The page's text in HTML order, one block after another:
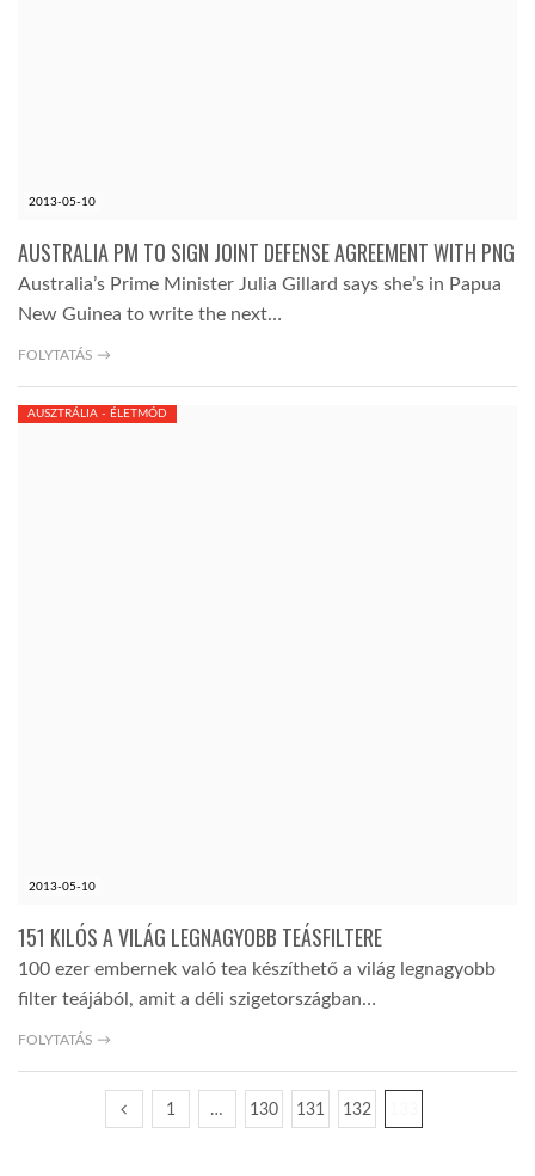
2013-05-10
AUSTRALIA PM TO SIGN JOINT DEFENSE AGREEMENT WITH PNG
Australia’s Prime Minister Julia Gillard says she’s in Papua
New Guinea to write the next…
FOLYTATÁS →
2013-05-10
AUSZTRÁLIA - ÉLETMÓD
151 KILÓS A VILÁG LEGNAGYOBB TEÁSFILTERE
100 ezer embernek való tea készíthető a világ legnagyobb
filter teájából, amit a déli szigetországban…
FOLYTATÁS →
1 … 130 131 132